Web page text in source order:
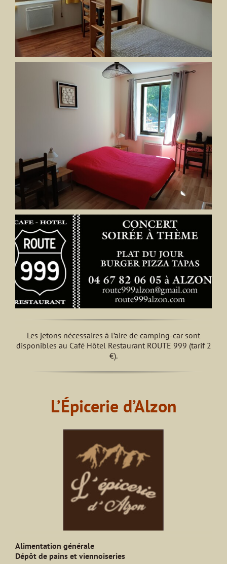
Les jetons nécessaires à l’aire de camping-car sont
disponibles au Café Hôtel Restaurant ROUTE 999 (tarif 2
€).
L’Épicerie d’Alzon
Alimentation générale
Dépôt de pains et viennoiseries